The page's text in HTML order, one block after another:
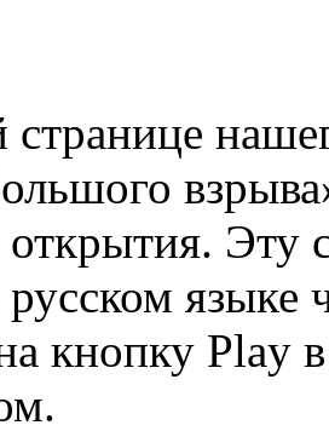
открытия.
языке
кнопку Play